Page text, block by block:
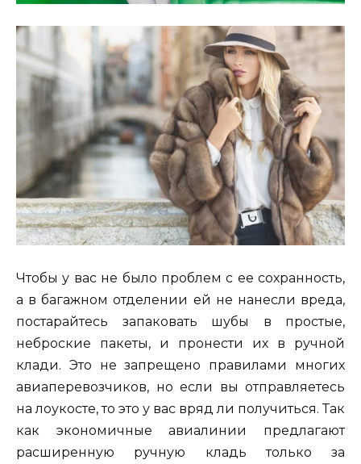
Чтобы у вас не было проблем с ее сохранность,
а в багажном отделении ей не нанесли вреда,
постарайтесь запаковать шубы в простые,
неброские пакеты, и пронести их в ручной
клади. Это не запрещено правилами многих
авиаперевозчиков, но если вы отправляетесь
на лоукосте, то это у вас вряд ли получиться. Так
как экономичные авиалинии предлагают
расширенную ручную кладь только за